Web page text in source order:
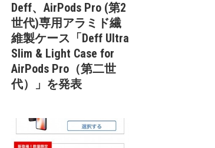
Deff、AirPods Pro (第2
世代)専用アラミド繊
維製ケース「Deff Ultra
Slim & Light Case for
AirPods Pro（第二世
代）」を発表